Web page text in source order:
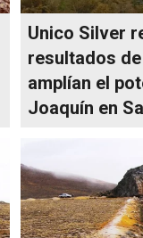
Unico Silver
resultados
amplían el
Joaquín en